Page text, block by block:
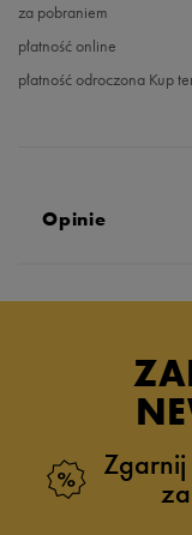
za pobraniem
płatność online
płatność odroczona Kup
Opinie